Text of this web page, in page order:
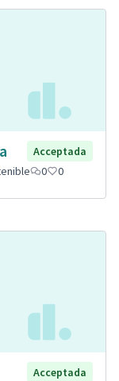
Acceptada
0 0
Acceptada